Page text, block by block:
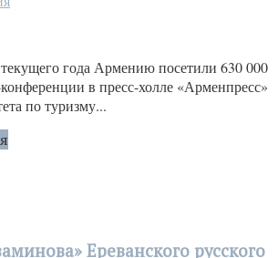
года Армению посетили 630 000
в пресс-холле «Арменпресс»
по туризму...
Ереванского русского